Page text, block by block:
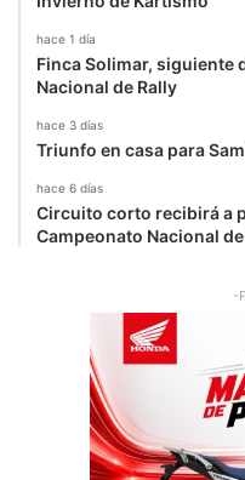
hace 1 día
Finca Solimar, siguiente
Nacional de Rally
hace 3 días
Triunfo en casa para
hace 6 días
Circuito corto recibirá a
Campeonato Nacional
-